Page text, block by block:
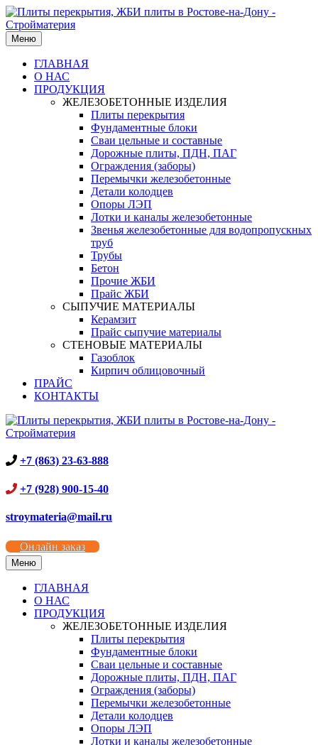
Меню
ГЛАВНАЯ
О НАС
ПРОДУКЦИЯ
ЖЕЛЕЗОБЕТОННЫЕ ИЗДЕЛИЯ
Плиты перекрытия
Фундаментные блоки
Сваи цельные и составные
Дорожные плиты, ПДН, ПАГ
Ограждения (заборы)
Перемычки железобетонные
Детали колодцев
Опоры ЛЭП
Лотки и каналы железобетонные
Звенья железобетонные для водопропускных
труб
Трубы
Бетон
Прочие ЖБИ
Прайс ЖБИ
СЫПУЧИЕ МАТЕРИАЛЫ
Керамзит
Прайс сыпучие материалы
СТЕНОВЫЕ МАТЕРИАЛЫ
Газоблок
Кирпич облицовочный
ПРАЙС
КОНТАКТЫ
+7 (863) 23-63-888
+7 (928) 900-15-40
stroymateria@mail.ru
Онлайн заказ
Меню
ГЛАВНАЯ
О НАС
ПРОДУКЦИЯ
ЖЕЛЕЗОБЕТОННЫЕ ИЗДЕЛИЯ
Плиты перекрытия
Фундаментные блоки
Сваи цельные и составные
Дорожные плиты, ПДН, ПАГ
Ограждения (заборы)
Перемычки железобетонные
Детали колодцев
Опоры ЛЭП
Лотки и каналы железобетонные